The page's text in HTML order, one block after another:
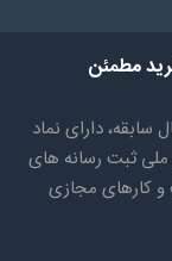
مطمئن
از 5 سال سابقه، دارای نماد
ملی ثبت رسانه های
کارهای مجازی